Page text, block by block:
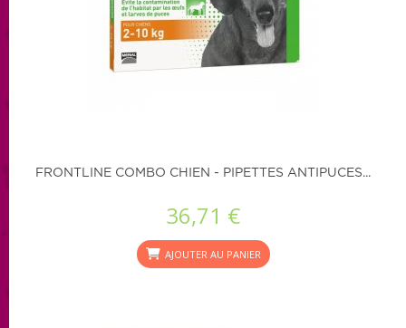
FRONTLINE COMBO CHIEN - PIPETTES ANTIPUCES...
36,71 €
AJOUTER AU PANIER